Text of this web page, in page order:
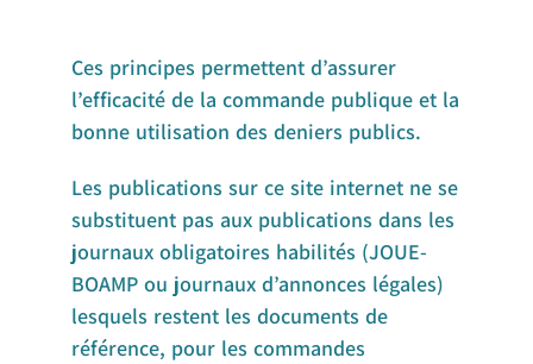
Ces principes permettent d’assurer
l’efficacité de la commande publique et la
bonne utilisation des deniers publics.
Les publications sur ce site internet ne se
substituent pas aux publications dans les
journaux obligatoires habilités (JOUE-
BOAMP ou journaux d’annonces légales)
lesquels restent les documents de
référence, pour les commandes